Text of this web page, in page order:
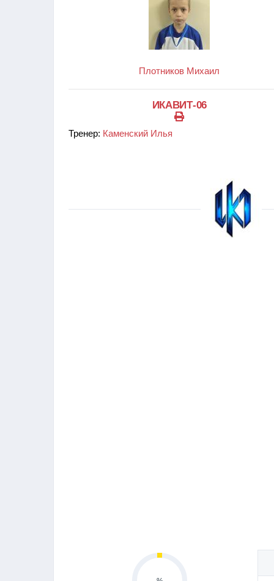
Плотников Михаил
ИКАВИТ-06
Тренер: Каменский Илья